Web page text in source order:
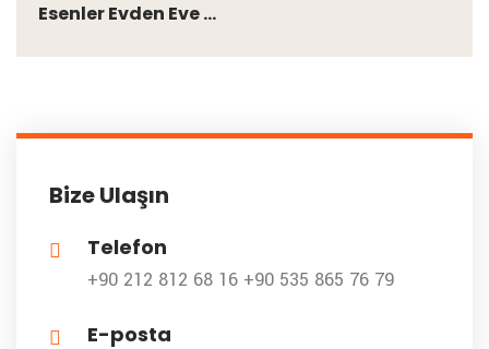
Esenler Evden Eve ...
Bize Ulaşın
Telefon
+90 212 812 68 16 +90 535 865 76 79
E-posta